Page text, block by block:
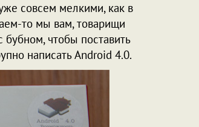
совсем мелкими, как в
то мы вам, товарищи
чтобы поставить
написать Android 4.0.